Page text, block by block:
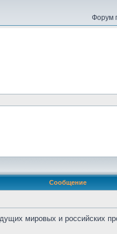
Форум
Сообщение
мировых и российских